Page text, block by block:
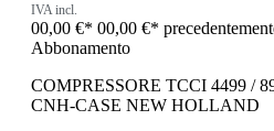
IVA incl.
00,00 €* 00,00 €*
Abbonamento
COMPRESSORE TCCI 4499 /
CNH-CASE NEW HOLLAND